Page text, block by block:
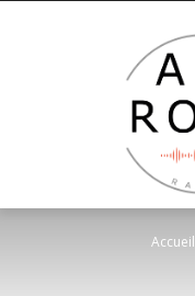
Accueil